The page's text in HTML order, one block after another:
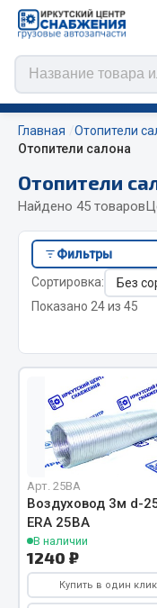
Цепи
ЦЕПИ РОССИЯ
ЦЕПИ BOHU (Китай)
Изготовление цепей
QITONG
Весь раздел
Отопители
Автономные
Жидкостные
Отопители салона
Подогреватели
Весь раздел
Главная
Отопители
Отопители салона
Отопители
Найдено 45 товаров
Фильтры
Сортировка:
Показано 24 из 45
Арт. 25ВА
Воздуховод 3м d-
ERA 25ВА
В наличии
1240 ₽
Купить в один клик